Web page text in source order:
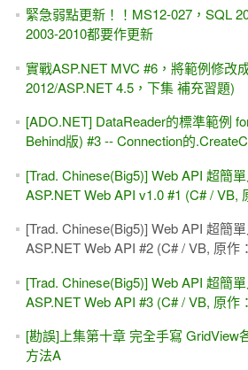
疊
[範例集]簡體中文書 -- ASP.NET程序
出版社 )
[習題]ASP.NET製作網頁版的[小]計算
[給初學者的話]眼大肚皮小 -- 學程式
安裝與下載 VS2022，x64打造的IDE
ASP.NET網頁播放音效（音樂）
[習題]ASP.NET動態加入控制項 -- 動
一格會自動跳去(.Focus()方法)下一格
[ASP.NET MVC] 十分鐘介紹 WebAPI
式